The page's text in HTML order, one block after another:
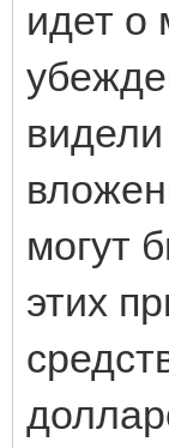
идет о
могут
этих